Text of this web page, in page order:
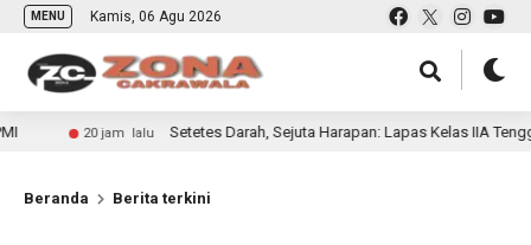
MENU Kamis, 06 Agu 2026
lalu Setetes Darah, Sejuta Harapan: Lapas Kelas IIA Tenggarong Gelar
Beranda Berita terkini